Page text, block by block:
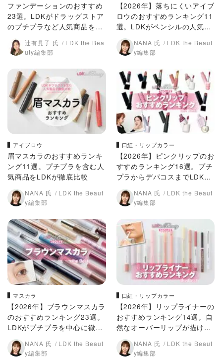
ファンデーションのおすすめ
23選。LDKがドラッグストア
のプチプラなど人気商品を徹
底比較
辻有見子 氏
LDK the Bea
uty編集部
【2026年】落ちにくいアイブ
ロウのおすすめランキング11
選。LDKがペンシルの人気商
品を徹底比較
NANA 氏
LDK the Beaut
y編集部
アイブロウ
眉マスカラのおすすめランキ
ング11選。プチプラを含む人
気商品をLDKが徹底比較
NANA 氏
LDK the Beaut
y編集部
口紅・リップカラー
【2026年】ピンクリップのお
すすめランキング16選。プチ
プラからデパコスまでLDKが
人気商品を比較
NANA 氏
LDK the Beaut
y編集部
マスカラ
【2026年】ブラウンマスカラ
のおすすめランキング23選。
LDKがプチプラを中心に徹底
比較
NANA 氏
LDK the Beaut
y編集部
口紅・リップカラー
【2026年】リップライナーの
おすすめランキング14選。自
然なオーバーリップが描ける
か徹底比較
NANA 氏
LDK the Beaut
y編集部